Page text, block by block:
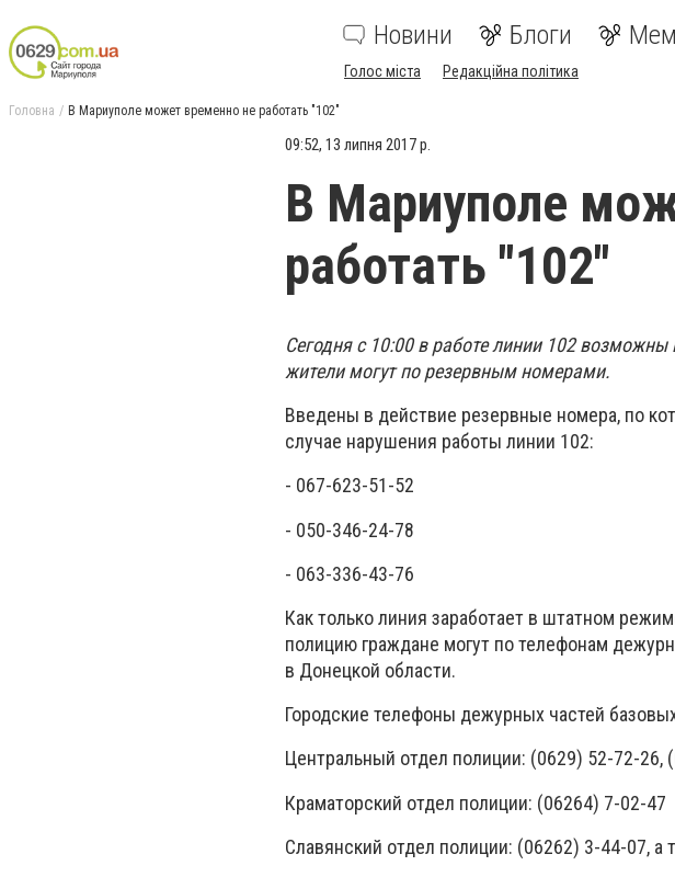
Новини Блоги
Голос міста Редакційна політика
Головна В Мариуполе может временно не работать "102"
09:52, 13 липня 2017 р.
В Мариуполе
работать "102"
Сегодня с 10:00 в работе линии 102
жители могут по резервным номерами.
Введены в действие резервные номера, по
случае нарушения работы линии 102:
- 067-623-51-52
- 050-346-24-78
- 063-336-43-76
Как только линия заработает в штатном
полицию граждане могут по телефонам
в Донецкой области.
Городские телефоны дежурных частей
Центральный отдел полиции: (0629) 52-72-26,
Краматорский отдел полиции: (06264) 7-02-47
Славянский отдел полиции: (06262) 3-44-07, а